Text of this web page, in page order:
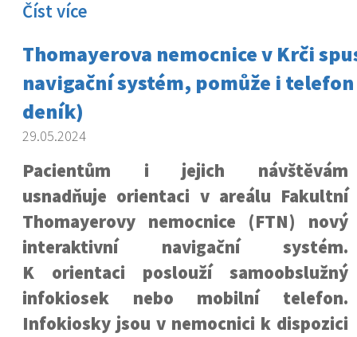
Číst více
Thomayerova nemocnice v Krči
navigační systém, pomůže i
deník)
29.05.2024
Pacientům i jejich návštěvám
usnadňuje orientaci v areálu Fakultní
Thomayerovy nemocnice (FTN) nový
interaktivní navigační systém.
K orientaci poslouží samoobslužný
infokiosek nebo mobilní telefon.
Infokiosky jsou v nemocnici k dispozici